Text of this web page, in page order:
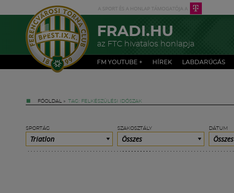
FRADI.HU
az FTC hivatalos honlapja
FM YOUTUBE + HÍREK LABDARÚGÁS
FŐOLDAL » TAG: FELKÉSZÜLÉSI IDŐSZAK
SPORTÁG
Triatlon
SZAKOSZTÁLY
Összes
DÁTUM
Összes